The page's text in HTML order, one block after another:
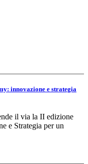
innovazione e strategia
il via la II edizione
e Strategia per un